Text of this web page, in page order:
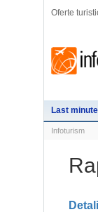
Oferte
Last minute
Infoturism